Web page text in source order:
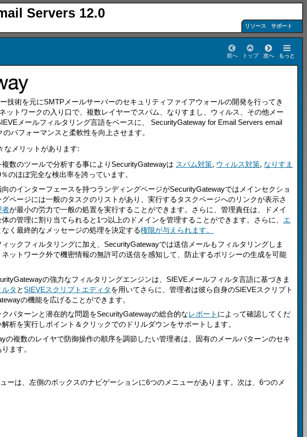
Servers 12.0
リソース サポート
前へ トップ 次へ もっと
技術を元にSMTPメールサーバーのセキュリティファイアウォールの開発を行ってき
ットワークの入り口で、複数レイヤーでスパム、なりすまし、ウィルス、その他メー
メールフィルタリング言語をベースに、
SecurityGateway for Email Servers email
パフォーマンスと柔軟性を向上させます。
なメリットがあります:
数のツールで分析する事により SecurityGatewayは スパム対策, ウィルス対策, なりすま
のほぼ完全な検出率を誇っています。
のインターフェースを持つランディングページがSecurityGatewayではメインセクショ
ページには一般のタスクのリストがあり、実行するタスクページへのリンクが表示さ
者が最小の労力で一般の処置を実行することができます。さらに、管理責任は、ドメイ
の管理に割り当てられると1つ以上のドメインを管理することができます。さらに、 エ
く最終的なメッセージの処理を決定する権限が与えられます。
ックフィルタリングに加え、SecurityGatewayでは送信メールもフィルタリングしま
ットワーク外で機密情報の無許可の送信を感知して、防止するポリシーの生成を可能
の強力なフィルタリングエンジンは、SIEVEメールフィルタ言語に基づきま
タ と SIEVEスクリプトエディタ を用いてさらに、管理者は彼ら自身のSIEVEスクリプト
の機能を広げることができます。
クパターンと潜在的な問題をSecurityGatewayの総合的なレポート によって確認してくだ
析を実行しポイント＆クリックでのドリルダウンをサポートします。
の複数のレイヤで防御操作の順序を調節したい管理者は、固有のメールパターンのセキ
ます。
ーは、左側のボックスのナビゲーションに6つのメニューがあります。次は、6つのメ